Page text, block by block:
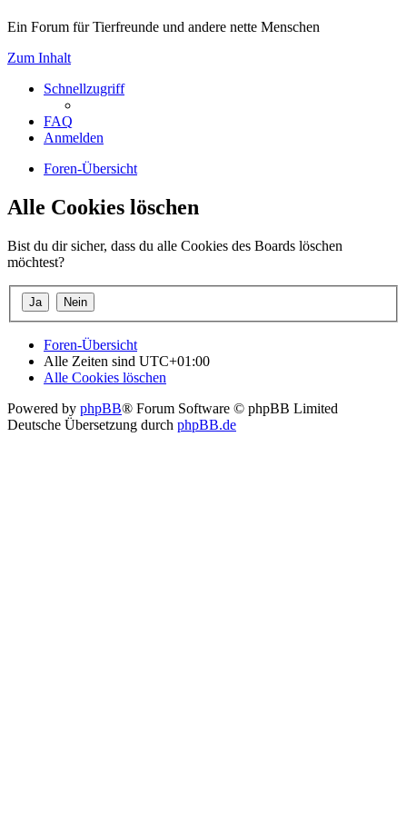
Ein Forum für Tierfreunde und andere nette Menschen
Zum Inhalt
Schnellzugriff
FAQ
Anmelden
Foren-Übersicht
Alle Cookies löschen
Bist du dir sicher, dass du alle Cookies des Boards löschen
möchtest?
Foren-Übersicht
Alle Zeiten sind UTC+01:00
Alle Cookies löschen
Powered by phpBB® Forum Software © phpBB Limited
Deutsche Übersetzung durch phpBB.de